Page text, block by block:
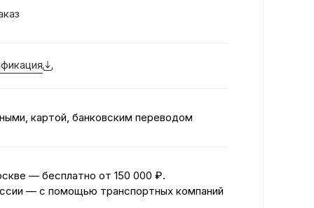
картой, банковским переводом
— бесплатно от 150 000 ₽.
— с помощью транспортных компаний